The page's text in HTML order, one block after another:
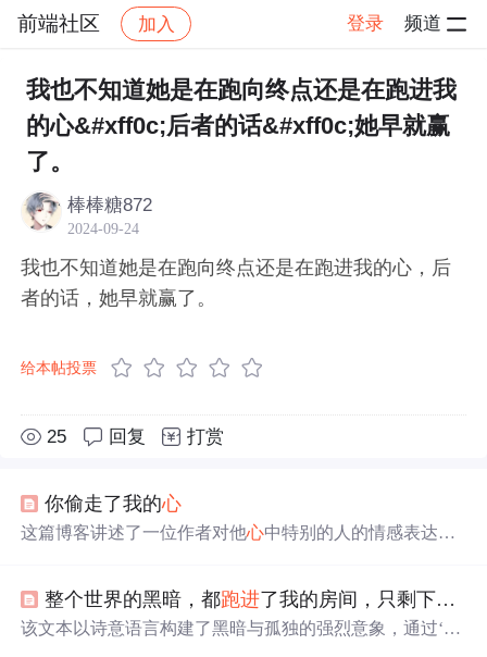
前端社区 加入 登录 频道
社区 前端社区 感慨 帖子详情
我也不知道她是在跑向终点还是在跑进我
的心&#xff0c;后者的话&#xff0c;她早就赢
了。
棒棒糖872
2024-09-24
我也不知道她是在跑向终点还是在跑进我的心，后
者的话，她早就赢了。
给本帖投票
25 回复 打赏
你偷走了我的心
这篇博客讲述了一位作者对他心中特别的人的情感表达。
整个世界的黑暗，都跑进了我的房间，只剩下两只寂寞的眼睛。
该文本以诗意语言构建了黑暗与孤独的强烈意象，通过‘整